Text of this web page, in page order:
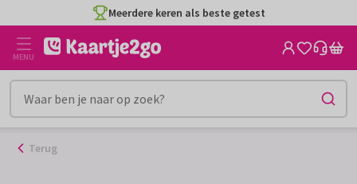
naar
inhoud
Meerdere keren als beste getest
MENU
Terug